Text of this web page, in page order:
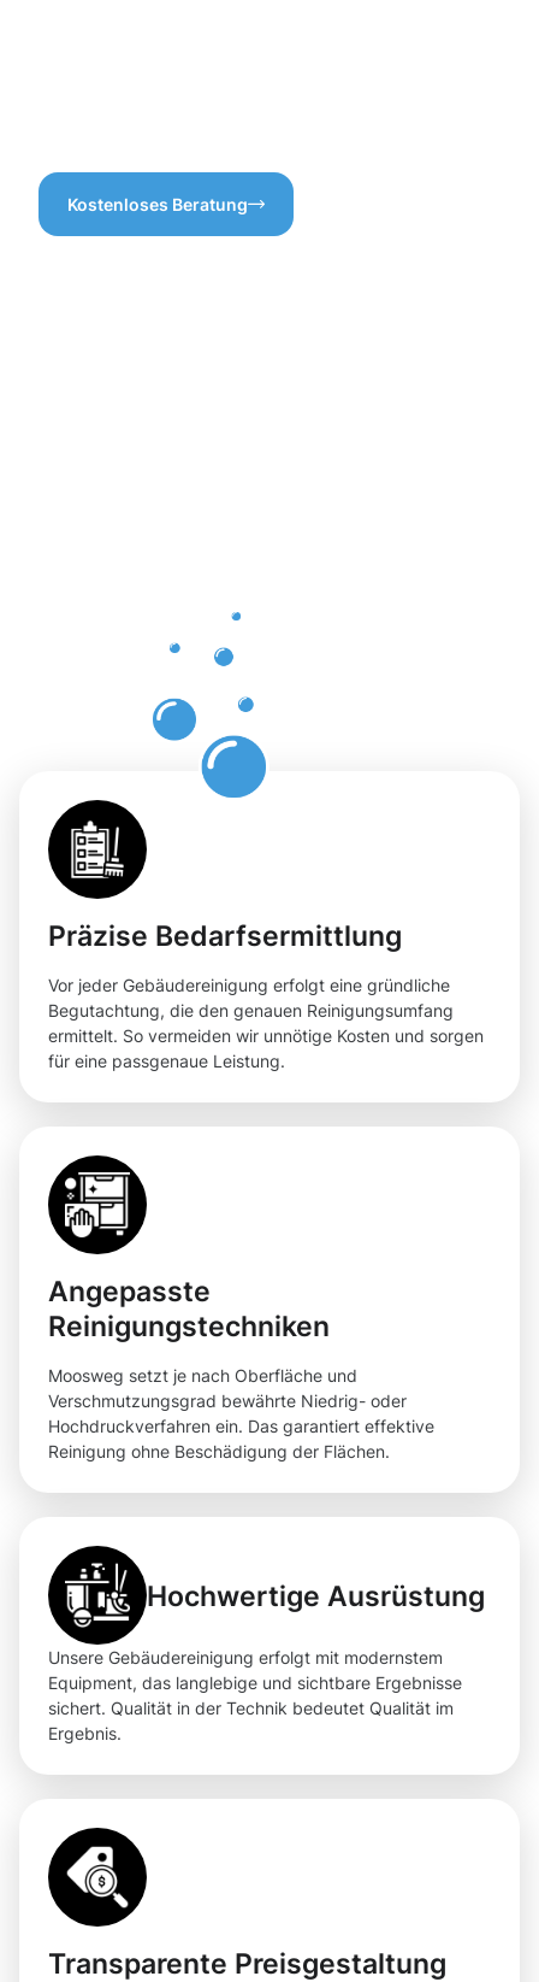
Kostenloses Beratung
Präzise Bedarfsermittlung
Vor jeder Gebäudereinigung erfolgt eine gründliche
Begutachtung, die den genauen Reinigungsumfang
ermittelt. So vermeiden wir unnötige Kosten und sorgen
für eine passgenaue Leistung.
Angepasste
Reinigungstechniken
Moosweg setzt je nach Oberfläche und
Verschmutzungsgrad bewährte Niedrig- oder
Hochdruckverfahren ein. Das garantiert effektive
Reinigung ohne Beschädigung der Flächen.
Hochwertige Ausrüstung
Unsere Gebäudereinigung erfolgt mit modernstem
Equipment, das langlebige und sichtbare Ergebnisse
sichert. Qualität in der Technik bedeutet Qualität im
Ergebnis.
Transparente Preisgestaltung